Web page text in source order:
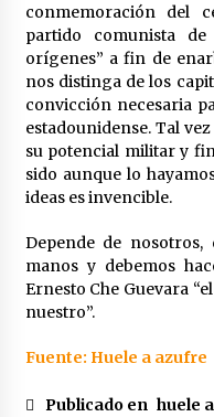
conmemoración del
partido comunista
orígenes” a fin de
nos distinga de los
convicción necesaria
estadounidense. Tal
su potencial militar y
sido aunque lo
ideas es invencible.
Depende de
manos y debemos
Ernesto Che Guevara
nuestro”.
Fuente: Huele a azufre
Publicado en huele